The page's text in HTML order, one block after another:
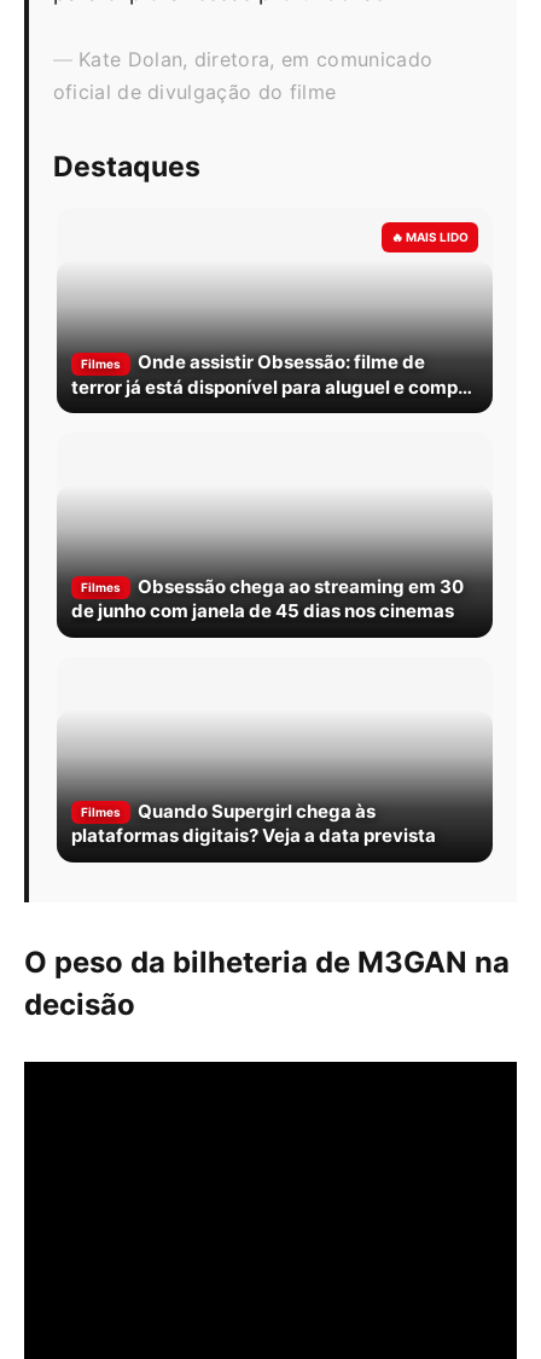
Kate Dolan, diretora, em comunicado
oficial de divulgação do filme
Destaques
Filmes
Onde assistir Obsessão: filme de
terror já está disponível para aluguel e compra
digital
Filmes
Obsessão chega ao streaming em 30
de junho com janela de 45 dias nos cinemas
Filmes
Quando Supergirl chega às
plataformas digitais? Veja a data prevista
O peso da bilheteria de M3GAN na
decisão